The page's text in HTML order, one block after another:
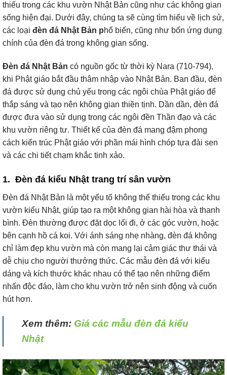
thiếu trong các khu vườn Nhật Bản cũng như các không gian
sống hiện đại. Dưới đây, chúng ta sẽ cùng tìm hiểu về lịch sử,
các loại đèn đá Nhật Bản phổ biến, cũng như bốn ứng dụng
chính của đèn đá trong không gian sống.
Đèn đá Nhật Bản có nguồn gốc từ thời kỳ Nara (710-794),
khi Phật giáo bắt đầu thâm nhập vào Nhật Bản. Ban đầu, đèn
đá được sử dụng chủ yếu trong các ngôi chùa Phật giáo để
thắp sáng và tạo nên không gian thiền tịnh. Dần dần, đèn đá
được đưa vào sử dụng trong các ngôi đền Thần đạo và các
khu vườn riêng tư. Thiết kế của đèn đá mang đậm phong
cách kiến trúc Phật giáo với phần mái hình chóp tựa đài sen
và các chi tiết chạm khắc tinh xảo.
1. Đèn đá kiểu Nhật trang trí sân vườn
Đèn đá Nhật Bản là một yếu tố không thể thiếu trong các khu
vườn kiểu Nhật, giúp tạo ra một không gian hài hòa và thanh
bình. Đèn thường được đặt dọc lối đi, ở các góc vườn, hoặc
bên cạnh hồ cá koi. Với ánh sáng nhẹ nhàng, đèn đá không
chỉ làm đẹp khu vườn mà còn mang lại cảm giác thư thái và
dễ chịu cho người thưởng thức. Các mẫu đèn đá với kiểu
dáng và kích thước khác nhau có thể tạo nên những điểm
nhấn độc đáo, làm cho khu vườn trở nên sinh động và cuốn
hút hơn.
Xem thêm: Giá các mẫu đèn đá kiểu
Nhật